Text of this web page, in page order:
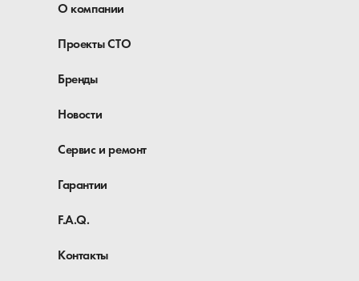
О компании
Проекты СТО
Бренды
Новости
Сервис и ремонт
Гарантии
F.A.Q.
Контакты